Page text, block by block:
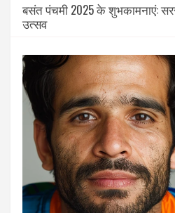
बसंत पंचमी 2025 के शुभकामनाएं:
उत्सव